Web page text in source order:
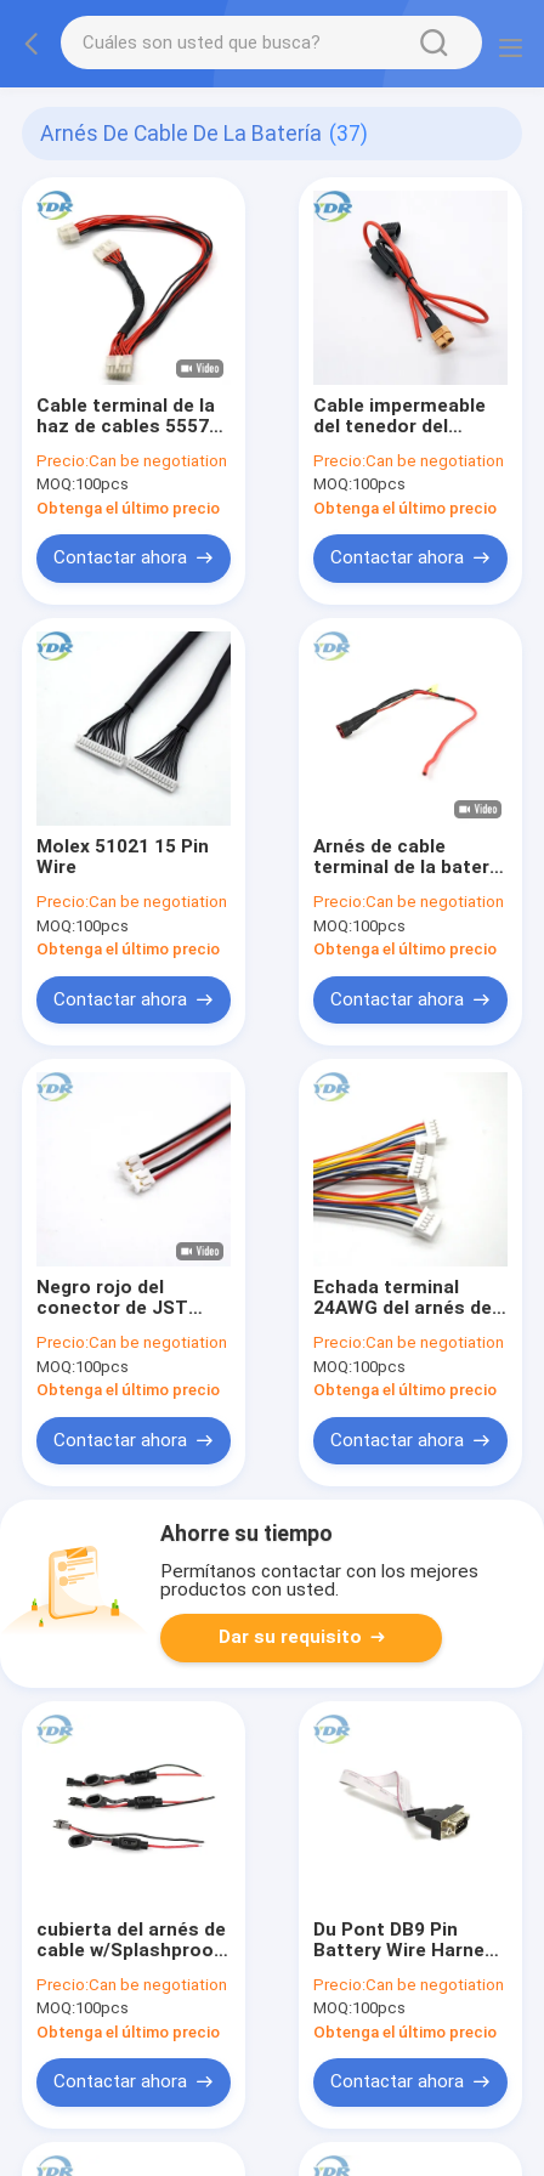
Arnés De Cable De La Batería (37)
Cable terminal de la
haz de cables 5557
Precio:Can be negotiation
MOQ:100pcs
Obtenga el último precio
Contactar ahora
Cable impermeable
del tenedor del
Precio:Can be negotiation
MOQ:100pcs
Obtenga el último precio
Contactar ahora
Molex 51021 15 Pin
Wire
Precio:Can be negotiation
MOQ:100pcs
Obtenga el último precio
Contactar ahora
Arnés de cable
terminal de la batería
eléctricos de UL1007
18AWG
Precio:Can be negotiation
MOQ:100pcs
Obtenga el último precio
Contactar ahora
Negro rojo del
conector de JST
Electrical Harness
Wire ACH 1.2m m
Precio:Can be negotiation
MOQ:100pcs
Obtenga el último precio
Contactar ahora
Echada terminal
24AWG del arnés de
conector de JST
PHDR-05VS
Precio:Can be negotiation
MOQ:100pcs
Obtenga el último precio
Contactar ahora
Ahorre su tiempo
Permítanos contactar con los mejores
productos con usted.
Dar su requisito
cubierta del arnés de
cable w/Splashproof
tenedor del fusible
de la cuchilla del OEM
Precio:Can be negotiation
MOQ:100pcs
Obtenga el último precio
Contactar ahora
Du Pont DB9 Pin
Battery Wire Harness
el ordenador de la TV
Precio:Can be negotiation
MOQ:100pcs
Obtenga el último precio
Contactar ahora